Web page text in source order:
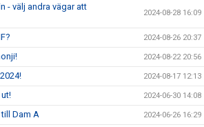
- välj andra vägar att
2024-08-28 16:09
2024-08-26 20:37
2024-08-22 20:56
2024-08-17 12:13
2024-06-30 14:08
Dam A 2024-06-26 16:29